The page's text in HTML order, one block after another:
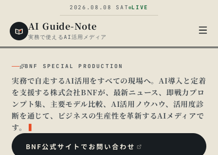
2026.08.08 SAT LIVE
AI Guide-Note
実務で使えるAI活用メディア
BNF SPECIAL PRODUCTION
実務で自走するAI活用をすべての現場へ。AI導入と定着
を支援する株式会社BNFが、最新ニュース、即戦力プロ
ンプト集、主要モデル比較、AI活用ノウハウ、活用度診
断を通じて、ビジネスの生産性を革新するAIメディアで
す。
▍
BNF公式サイトでお問い合わせ